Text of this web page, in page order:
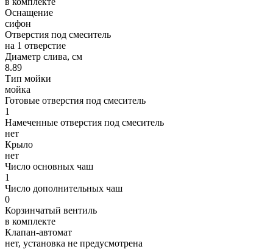
Оснащение
сифон
Отверстия под смеситель
на 1 отверстие
Диаметр слива, см
8.89
Тип мойки
мойка
Готовые отверстия под смеситель
1
Намеченные отверстия под смеситель
нет
Крыло
нет
Число основных чаш
1
Число дополнительных чаш
0
Корзинчатый вентиль
в комплекте
Клапан-автомат
нет, установка не предусмотрена